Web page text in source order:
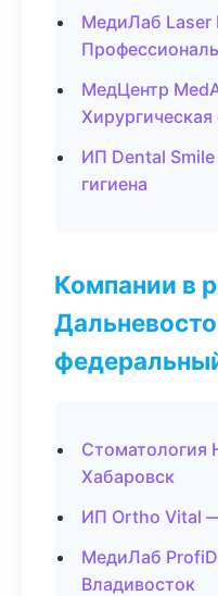
МедиЛаб
МедЦентр
ИП Dental
гигиена
Компании в
Стоматология
Хабаровск
ИП Ortho Vital
МедиЛаб
Владивосток